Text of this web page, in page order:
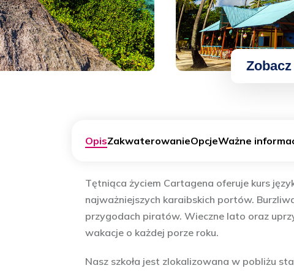
OpisZakwaterowanieOpcjeWażne
Tętniąca życiem Cartagena oferuje kurs
najważniejszych karaibskich portów.
przygodach piratów. Wieczne lato oraz
wakacje o każdej porze roku.
Nasz szkoła jest zlokalizowana w pobliżu